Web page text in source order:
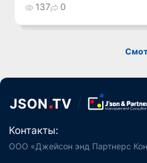
137 0
Контакты:
ООО «Джейсон энд Партнерс